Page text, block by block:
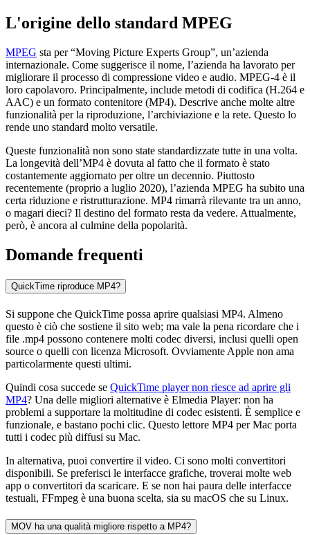
L'origine dello standard MPEG
MPEG sta per “Moving Picture Experts Group”, un’azienda
internazionale. Come suggerisce il nome, l’azienda ha lavorato per
migliorare il processo di compressione video e audio. MPEG-4 è il
loro capolavoro. Principalmente, include metodi di codifica (H.264 e
AAC) e un formato contenitore (MP4). Descrive anche molte altre
funzionalità per la riproduzione, l’archiviazione e la rete. Questo lo
rende uno standard molto versatile.
Queste funzionalità non sono state standardizzate tutte in una volta.
La longevità dell’MP4 è dovuta al fatto che il formato è stato
costantemente aggiornato per oltre un decennio. Piuttosto
recentemente (proprio a luglio 2020), l’azienda MPEG ha subito una
certa riduzione e ristrutturazione. MP4 rimarrà rilevante tra un anno,
o magari dieci? Il destino del formato resta da vedere. Attualmente,
però, è ancora al culmine della popolarità.
Domande frequenti
QuickTime riproduce MP4?
Si suppone che QuickTime possa aprire qualsiasi MP4. Almeno
questo è ciò che sostiene il sito web; ma vale la pena ricordare che i
file .mp4 possono contenere molti codec diversi, inclusi quelli open
source o quelli con licenza Microsoft. Ovviamente Apple non ama
particolarmente questi ultimi.
Quindi cosa succede se QuickTime player non riesce ad aprire gli
MP4? Una delle migliori alternative è Elmedia Player: non ha
problemi a supportare la moltitudine di codec esistenti. È semplice e
funzionale, e bastano pochi clic. Questo lettore MP4 per Mac porta
tutti i codec più diffusi su Mac.
In alternativa, puoi convertire il video. Ci sono molti convertitori
disponibili. Se preferisci le interfacce grafiche, troverai molte web
app o convertitori da scaricare. E se non hai paura delle interfacce
testuali, FFmpeg è una buona scelta, sia su macOS che su Linux.
MOV ha una qualità migliore rispetto a MP4?